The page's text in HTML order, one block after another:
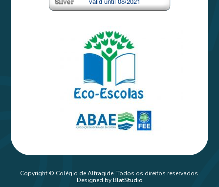
Copyright © Colégio de Alfragide. Todos os direitos reservados.
Designed byBlatStudio